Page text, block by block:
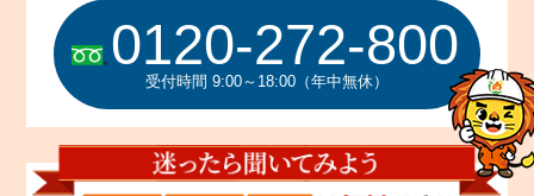
0120-272-800
受付時間 9:00～18:00（年中無休）